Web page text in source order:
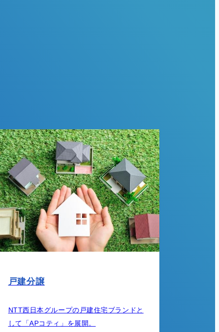
戸建分譲
NTT西日本グループの戸建住宅ブランドと
して「APコティ」を展開。